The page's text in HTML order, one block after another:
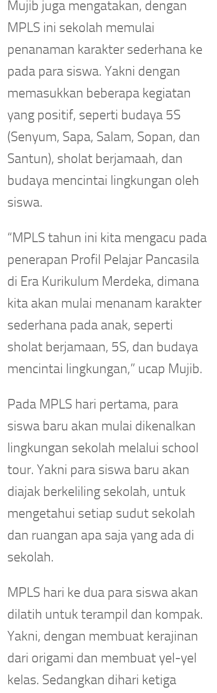
Mujib juga mengatakan, dengan
MPLS ini sekolah memulai
penanaman karakter sederhana ke
pada para siswa. Yakni dengan
memasukkan beberapa kegiatan
yang positif, seperti budaya 5S
(Senyum, Sapa, Salam, Sopan, dan
Santun), sholat berjamaah, dan
budaya mencintai lingkungan oleh
siswa.
“MPLS tahun ini kita mengacu pada
penerapan Profil Pelajar Pancasila
di Era Kurikulum Merdeka, dimana
kita akan mulai menanam karakter
sederhana pada anak, seperti
sholat berjamaan, 5S, dan budaya
mencintai lingkungan,” ucap Mujib.
Pada MPLS hari pertama, para
siswa baru akan mulai dikenalkan
lingkungan sekolah melalui school
tour. Yakni para siswa baru akan
diajak berkeliling sekolah, untuk
mengetahui setiap sudut sekolah
dan ruangan apa saja yang ada di
sekolah.
MPLS hari ke dua para siswa akan
dilatih untuk terampil dan kompak.
Yakni, dengan membuat kerajinan
dari origami dan membuat yel-yel
kelas. Sedangkan dihari ketiga